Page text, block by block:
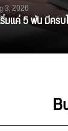
3, 2026
แค่ 5 พัน มีคร